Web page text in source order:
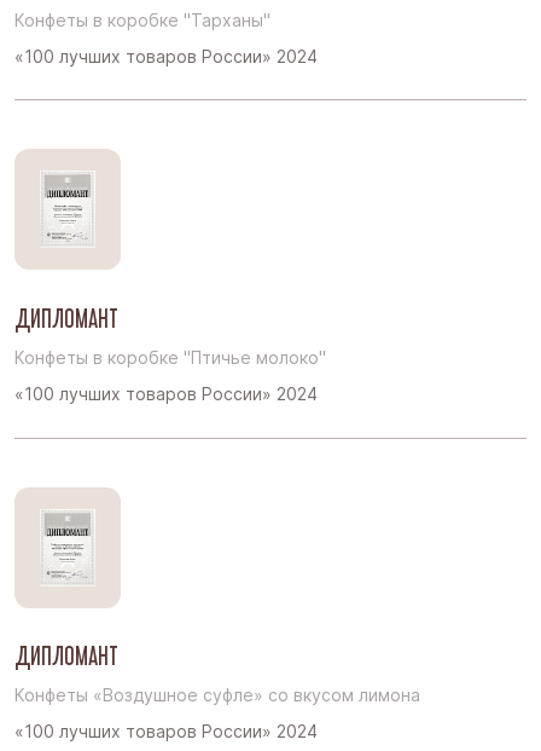
Конфеты в коробке "Тарханы"
«100 лучших товаров России» 2024
ДИПЛОМАНТ
Конфеты в коробке "Птичье молоко"
«100 лучших товаров России» 2024
ДИПЛОМАНТ
Конфеты «Воздушное суфле» со вкусом лимона
«100 лучших товаров России» 2024